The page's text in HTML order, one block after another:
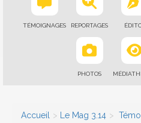
TÉMOIGNAGES REPORTAGES
PHOTOS
Accueil Le Mag 3.14